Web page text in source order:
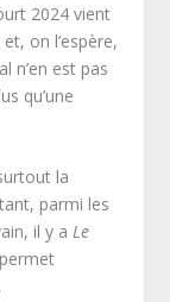
2024 vient
on l’espère,
n’en est pas
qu’une
la
parmi les
il y aLe